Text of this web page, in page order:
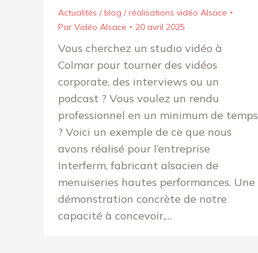
Actualités / blog / réalisations vidéo Alsace
Par Vidéo Alsace 20 avril 2025
Vous cherchez un studio vidéo à
Colmar pour tourner des vidéos
corporate, des interviews ou un
podcast ? Vous voulez un rendu
professionnel en un minimum de temps
? Voici un exemple de ce que nous
avons réalisé pour l’entreprise
Interferm, fabricant alsacien de
menuiseries hautes performances. Une
démonstration concrète de notre
capacité à concevoir,…